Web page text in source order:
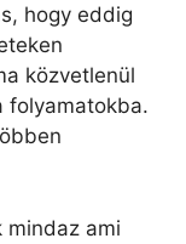
hogy eddig
közvetlenül
folyamatokba.
mindaz ami